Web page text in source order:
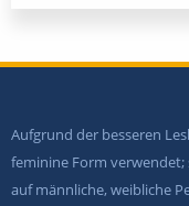
Aufgrund der besseren
feminine Form
auf männliche, weibliche